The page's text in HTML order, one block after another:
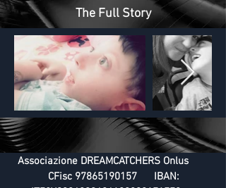
The Full Story
Associazione DREAMCATCHERS Onlus
CFisc 97865190157IBAN: